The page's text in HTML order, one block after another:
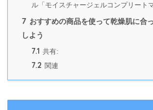
ル「モイスチャージェルコンプリート
7 おすすめの商品を使って乾燥肌に合
しよう
7.1 共有:
7.2 関連